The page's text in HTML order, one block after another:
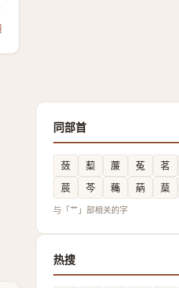
同部首
蔹 䔧 薕 菟 茗
莀
芩 蘒 蒳 葈
与「艹」部相关的字
热搜